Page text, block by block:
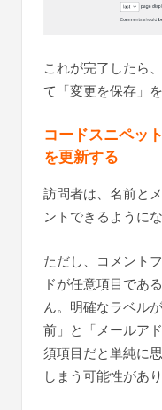
これが完了したら
て「変更を保存」
コードスニペッ
を更新する
訪問者は、名前と
ントできるように
ただし、コメント
ドが任意項目であ
ん。明確なラベル
前」と「メールア
須項目だと単純に
しまう可能性があり